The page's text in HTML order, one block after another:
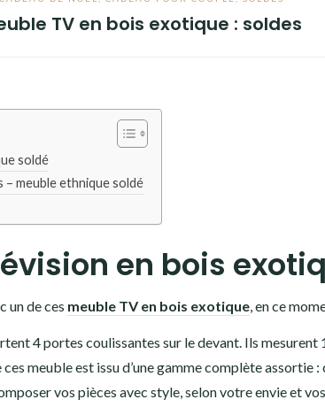
TV en bois exotique : soldes
soldé
– meuble ethnique soldé
en bois
un de ces meuble TV en bois exotique, en ce
4 portes coulissantes sur le devant. Ils mesurent
meuble est issu d’une gamme complète assortie
vos pièces avec style, selon votre envie et